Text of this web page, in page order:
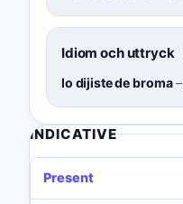
Idiom och uttryck
lo dijiste de broma
INDICATIVE
Present